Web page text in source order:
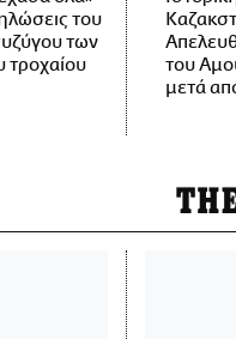
του
των
τροχαίου
του
μετά